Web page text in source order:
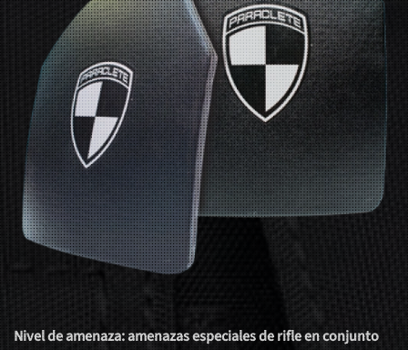
Nivel de amenaza: amenazas especiales de rifle en conjunto